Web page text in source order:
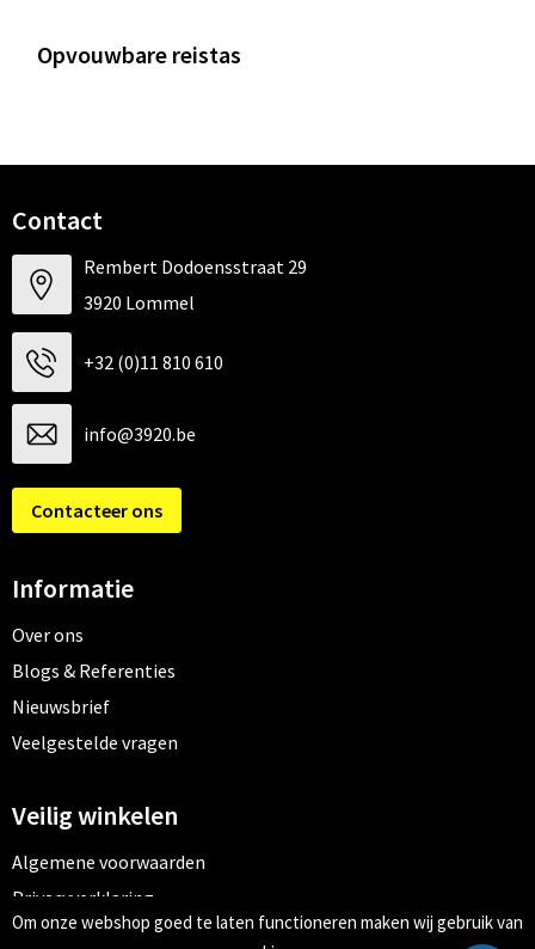
Opvouwbare reistas
Contact
Rembert Dodoensstraat 29
3920 Lommel
+32 (0)11 810 610
info@3920.be
Contacteer ons
Informatie
Over ons
Blogs & Referenties
Nieuwsbrief
Veelgestelde vragen
Veilig winkelen
Algemene voorwaarden
Privacyverklaring
Cookiebeleid
Om onze webshop goed te laten functioneren maken wij gebruik van